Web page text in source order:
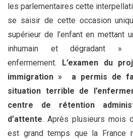
les parlementaires cette
se saisir de cette occasion
supérieur de l’enfant en mettant
inhumain et dégradant »
enfermement.
L’examen du
immigration » a permis de
situation terrible de
centre de rétention
d’attente. Après plusieurs mois
est grand temps que la France